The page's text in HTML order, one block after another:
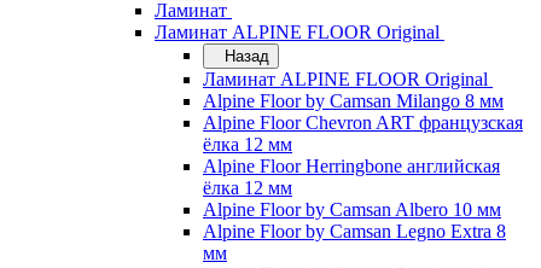
Ламинат
Ламинат ALPINE FLOOR Original
Назад
Ламинат ALPINE FLOOR Original
Alpine Floor by Camsan Milango 8 мм
Alpine Floor Chevron ART французская
ёлка 12 мм
Alpine Floor Herringbone английская
ёлка 12 мм
Alpine Floor by Camsan Albero 10 мм
Alpine Floor by Camsan Legno Extra 8
мм